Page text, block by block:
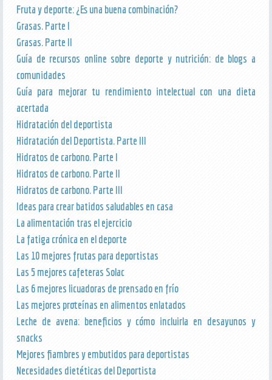
Fruta y deporte: ¿Es una buena combinación?
Grasas. Parte I
Grasas. Parte II
Guía de recursos online sobre deporte y nutrición: de blogs a
comunidades
Guía para mejorar tu rendimiento intelectual con una dieta
acertada
Hidratación del deportista
Hidratación del Deportista. Parte III
Hidratos de carbono. Parte I
Hidratos de carbono. Parte II
Hidratos de carbono. Parte III
Ideas para crear batidos saludables en casa
La alimentación tras el ejercicio
La fatiga crónica en el deporte
Las 10 mejores frutas para deportistas
Las 5 mejores cafeteras Solac
Las 6 mejores licuadoras de prensado en frío
Las mejores proteínas en alimentos enlatados
Leche de avena: beneficios y cómo incluirla en desayunos y
snacks
Mejores fiambres y embutidos para deportistas
Necesidades dietéticas del Deportista